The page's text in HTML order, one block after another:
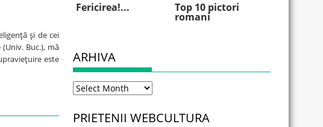
şi de cei
Buc.), mă
este
Fericirea!... Top 10 pictori
romani
ARHIVA
Arhiva
PRIETENII WEBCULTURA